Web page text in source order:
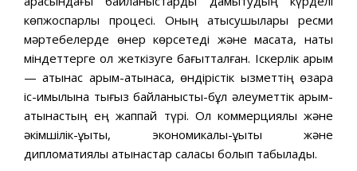
көпжоспарлы процесі. Оның қатысушылары ресми
мәртебелерде өнер көрсетеді және мақсатқа, нақты
міндеттерге қол жеткізуге бағытталған. Іскерлік қарым
— қатынас қарым-қатынасқа, өндірістік қызметтің өзара
іс-қимылына тығыз байланысты-бұл әлеуметтік қарым-
қатынастың ең жаппай түрі. Ол коммерциялық және
әкімшілік-құқықтық, экономикалық-құқықтық және
дипломатиялық қатынастар саласы болып табылады.